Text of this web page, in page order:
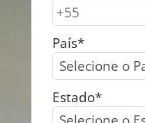
País*
Estado*